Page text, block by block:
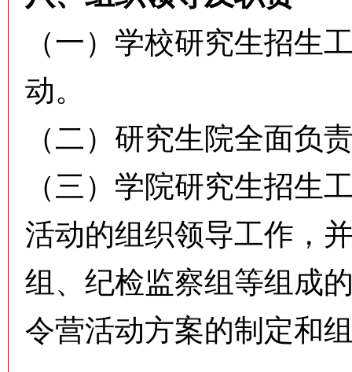
（一）学校研究生招生
动。
（二）研究生院全面负
（三）学院研究生招生
活动的组织领导工作，
组、纪检监察组等组成
令营活动方案的制定和